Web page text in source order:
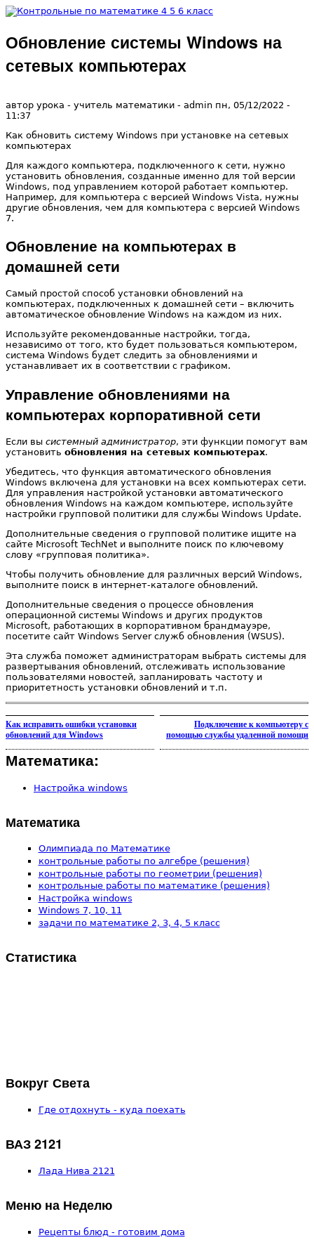
Перейти к основному содержанию
Контрольные
математике 4
5 6 класс
Обновление системы Windows на
сетевых компьютерах
автор урока - учитель математики - admin пн, 05/12/2022 -
11:37
Как обновить систему Windows при установке на сетевых
компьютерах
Для каждого компьютера, подключенного к сети, нужно
установить обновления, созданные именно для той версии
Windows, под управлением которой работает компьютер.
Например, для компьютера с версией Windows Vista, нужны
другие обновления, чем для компьютера с версией Windows
7.
Обновление на компьютерах в
домашней сети
Самый простой способ установки обновлений на
компьютерах, подключенных к домашней сети – включить
автоматическое обновление Windows на каждом из них.
Используйте рекомендованные настройки, тогда,
независимо от того, кто будет пользоваться компьютером,
система Windows будет следить за обновлениями и
устанавливает их в соответствии с графиком.
Управление обновлениями на
компьютерах корпоративной сети
Если вы системный администратор, эти функции помогут вам
установить обновления на сетевых компьютерах.
Убедитесь, что функция автоматического обновления
Windows включена для установки на всех компьютерах сети.
Для управления настройкой установки автоматического
обновления Windows на каждом компьютере, используйте
настройки групповой политики для службы Windows Update.
Дополнительные сведения о групповой политике ищите на
сайте Microsoft TechNet и выполните поиск по ключевому
слову «групповая политика».
Чтобы получить обновление для различных версий Windows,
выполните поиск в интернет-каталоге обновлений.
Дополнительные сведения о процессе обновления
операционной системы Windows и других продуктов
Microsoft, работающих в корпоративном брандмауэре,
посетите сайт Windows Server служб обновления (WSUS).
Эта служба поможет администраторам выбрать системы для
развертывания обновлений, отслеживать использование
пользователями новостей, запланировать частоту и
приоритетность установки обновлений и т.п.
Как исправить ошибки установки
обновлений для Windows
Подключение к компьютеру с
помощью службы удаленной помощи
Математика:
Настройка windows
Математика
Олимпиада по Математике
контрольные работы по алгебре (решения)
контрольные работы по геометрии (решения)
контрольные работы по математике (решения)
Настройка windows
Windows 7, 10, 11
задачи по математике 2, 3, 4, 5 класс
Статистика
Вокруг Света
Где отдохнуть - куда поехать
ВАЗ 2121
Лада Нива 2121
Меню на Неделю
Рецепты блюд - готовим дома